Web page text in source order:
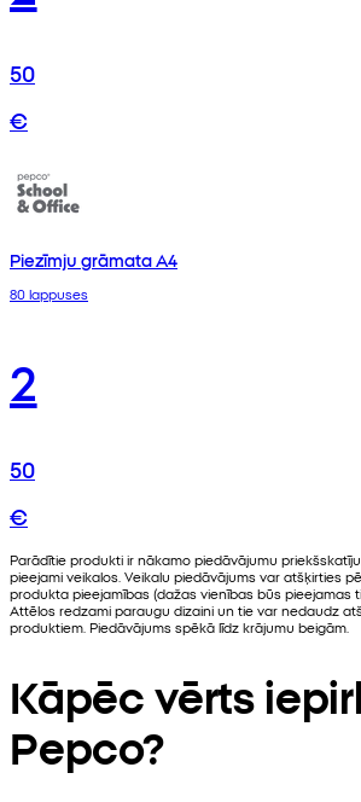
50
€
Piezīmju grāmata A4
80 lappuses
2
50
€
Parādītie produkti ir nākamo piedāvājumu
pieejami veikalos. Veikalu piedāvājums var atšķirties
produkta pieejamības (dažas vienības būs pieejamas
Attēlos redzami paraugu dizaini un tie var nedaudz
produktiem. Piedāvājums spēkā līdz krājumu beigām.
Kāpēc vērts
Pepco?